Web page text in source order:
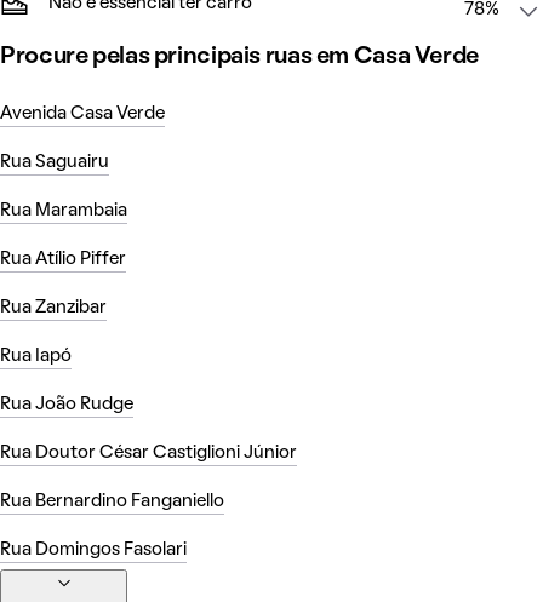
Não é essencial ter carro 78%
Procure pelas principais ruas em Casa Verde
Avenida Casa Verde
Rua Saguairu
Rua Marambaia
Rua Atílio Piffer
Rua Zanzibar
Rua Iapó
Rua João Rudge
Rua Doutor César Castiglioni Júnior
Rua Bernardino Fanganiello
Rua Domingos Fasolari